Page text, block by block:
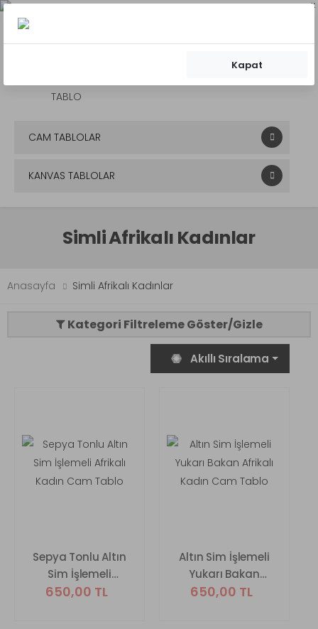
x
Mobil Menü
CAM TABLOLAR
KANVAS TABLOLAR
Simli Afrikalı Kadınlar
Anasayfa Simli Afrikalı Kadınlar
Kategori Filtreleme Göster/Gizle
Akıllı Sıralama
Sepya Tonlu Altın
Sim İşlemeli
Afrikalı Kadın
650,00 TL
Altın Sim İşlemeli
Yukarı Bakan
Afrikalı Kadın
650,00 TL
Kapat